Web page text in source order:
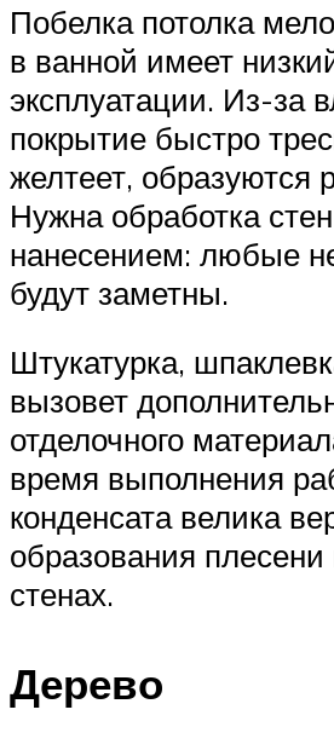
Побелка потолка
в ванной имеет
эксплуатации. Из-за
покрытие быстро
желтеет, образуются
Нужна обработка
нанесением: любые
будут заметны.
Штукатурка,
вызовет
отделочного
время выполнения
конденсата велика
образования плесени
стенах.
Дерево